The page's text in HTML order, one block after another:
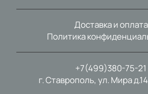
+7(499)380-75-21
г. Ставрополь, ул. Мира
Доставка и оплата
Политика